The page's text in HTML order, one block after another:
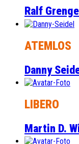
Ralf Grengel
ATEMLOS
Danny
LIBERO
Martin D.